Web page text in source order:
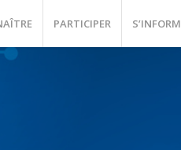
PARTICIPER